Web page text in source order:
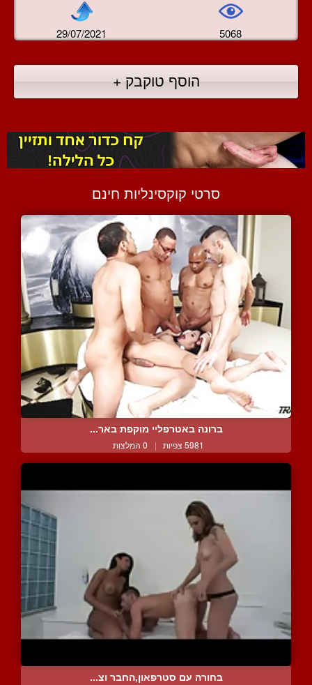
29/07/2021 5068
הוסף טוקבק +
סרטי קוקסינליות חינם
ברונה באטרפליי מוקפת באר...
5981 צפיות | 0 המלצות
בחורה עם סטרפאון,החבר וצ...